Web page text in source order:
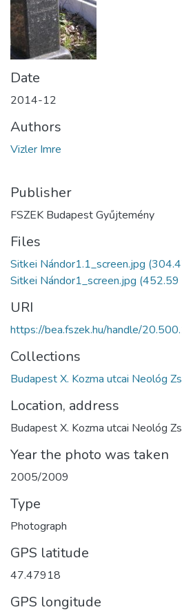
Date
2014-12
Authors
Vizler Imre
Publisher
FSZEK Budapest Gyűjtemény
Files
Sitkei Nándor1.1_screen.jpg
Sitkei Nándor1_screen.jpg (452.59
URI
https://bea.fszek.hu/handle/
Collections
Budapest X. Kozma utcai Neológ
Location, address
Budapest X. Kozma utcai Neológ
Year the photo was taken
2005/2009
Type
Photograph
GPS latitude
47.47918
GPS longitude